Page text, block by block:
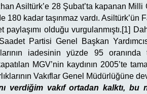
Asiltürk’e 28 Şubat’ta kapanan Milli
kadar taşınmaz vardı. Asiltürk’ün
olduğu vurgulanmıştı.[1]
Partisi Genel Başkan
iadesinin yüzde 95 oranında
MGV’nin kaydının 2005’te
Vakıflar Genel Müdürlüğüne
verdiğim vakıf ortadan kalktı, bu